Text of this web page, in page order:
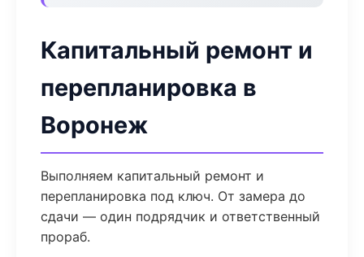
Капитальный ремонт и
перепланировка в
Воронеж
Выполняем капитальный ремонт и
перепланировка под ключ. От замера до
сдачи — один подрядчик и ответственный
прораб.